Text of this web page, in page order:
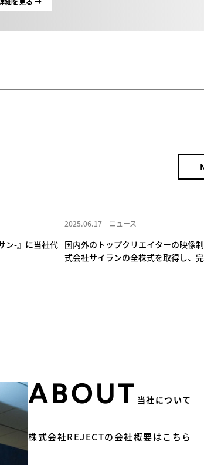
ン-』に当社代
2025.06.17 ニュース
国内外のトップクリエイターの映像
式会社サイランの全株式を取得し、
ABOUT 当社について
株式会社REJECTの会社概要はこちら